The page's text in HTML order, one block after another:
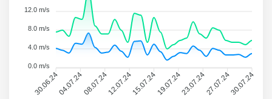
30.06.2404.07.2408.07.2412.07.2415.07.2419.07.2423.07.2427.07.2430.07.24
12.0 m/s
8.0 m/s
4.0 m/s
0.0 m/s